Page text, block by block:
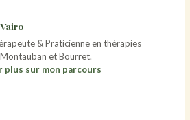
& Praticienne en thérapies
et Bourret.
plus sur mon parcours